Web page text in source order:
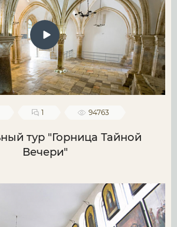
1 94763
тур "Горница Тайной
Вечери"